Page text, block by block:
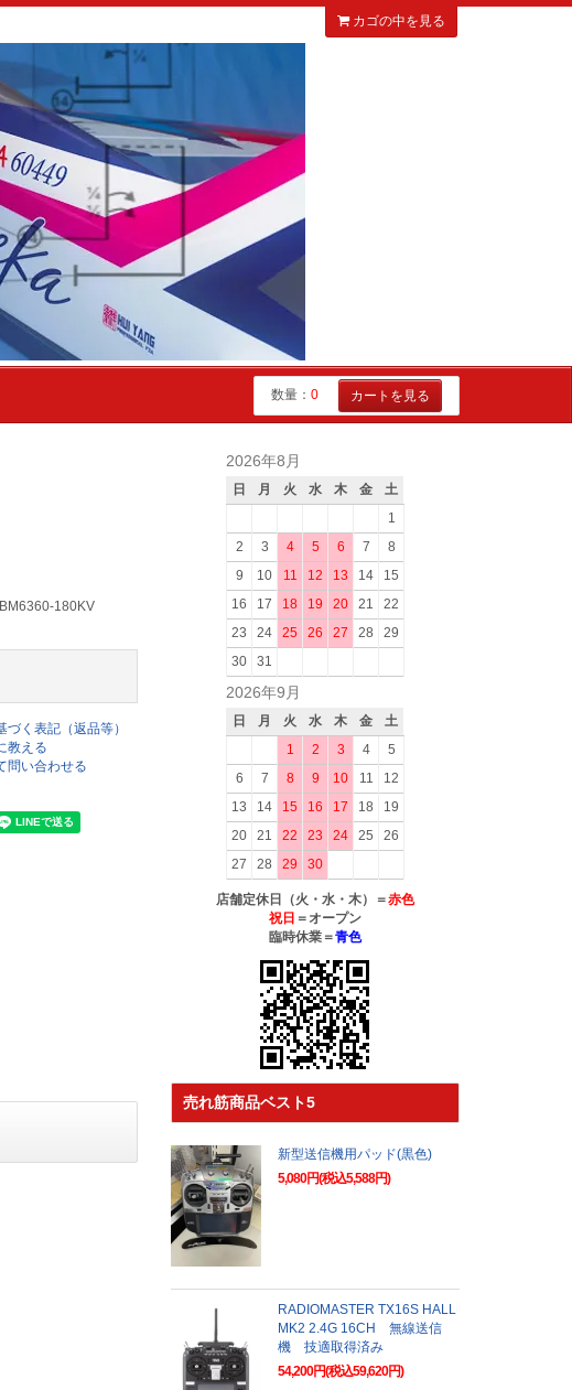
カゴの中を見る
数量： 0 カートを見る
180KV
く表記（返品等）
教える
問い合わせる
2026年8月
日 月 火 水 木 金
土
1
2
3 4 5 6 7
8
9
10 11 12 13 14
15
16
17 18 19 20 21
22
23
24 25 26 27 28
29
30
31
2026年9月
日 月 火 水 木 金
土
1
2 3 4
5
6
7 8 9 10 11
12
13
14 15 16 17 18
19
20
21 22 23 24 25
26
27
28 29 30
店舗定休日（火・水・木）＝赤色
祝日 ＝オープン
臨時休業＝青色
売れ筋商品ベスト5
新型送信機用パッド(黒色)
5,080円(税込5,588円)
RADIOMASTER TX16S HALL
MK2 2.4G 16CH 無線送信
機 技適取得済み
54,200円(税込59,620円)